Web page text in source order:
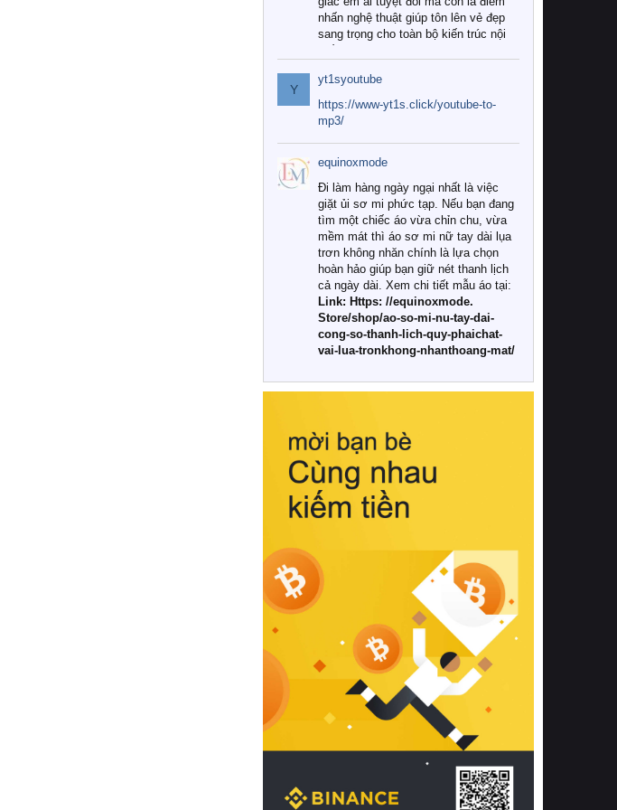
nhấn nghệ thuật giúp tôn lên vẻ đẹp
sang trọng cho toàn bộ kiến trúc nội
Tuy nhiên, giữa thị trường đa dạng
với vô vàn thương hiệu và mẫu mã
như hiện nay, làm thế nào để chọn
được những bộ chăn ga gối đệm cao
cấp thực sự chất lượng, phù hợp với
khí hậu và nhu cầu sử dụng của gia
đình? Hãy cùng chúng tôi đi tìm lời
giải đáp chi tiết qua bài viết dưới đây.
1. Tại sao các gia đình hiện đại lại ưa
chuộng chăn ga gối đệm cao cấp?
Khác với các dòng sản phẩm thông
thường, những bộ chăn ga gối đệm
cao cấp trải qua quy trình sản xuất
nghiêm ngặt từ khâu chọn lọc nguyên
liệu tự nhiên đến công nghệ dệt
nhuộm hiện đại không chứa hóa chất
này, bạn sẽ cảm nhận rõ rệt sự khác
hồi chuẩn xác của phần đệm nâng đỡ
cột sống.
Bên cạnh đó, việc lựa chọn các dòng
sản phẩm đạt chuẩn chất lượng quốc
tế còn giúp ngăn ngừa tình trạng kích
khuẩn và nấm mốc trong điều kiện
thời tiết nóng ẩm. Bạn có thể tìm hiểu
thêm các nghiên cứu khoa học về tác
động của giấc ngủ và môi trường
phòng ngủ đối với sức khỏe con
người tại Sleep Foundation (External
Link) để có cái nhìn toàn diện hơn.
2. Các tiêu chí vàng khi lựa chọn
chăn ga gối đệm cao cấp cho phòng
ngủ
Để sở hữu một bộ chăn ga gối đệm
cao cấp hoàn hảo cả về thẩm mỹ lẫn
công năng, người tiêu dùng cần cân
nhắc kỹ lưỡng các tiêu chí quan trọng
Y
yt1syoutube
https://www-yt1s.click/youtube-to-
mp3/
equinoxmode
Đi làm hàng ngày ngại nhất là việc
giặt ủi sơ mi phức tạp. Nếu bạn đang
tìm một chiếc áo vừa chỉn chu, vừa
mềm mát thì áo sơ mi nữ tay dài lụa
trơn không nhăn chính là lựa chọn
hoàn hảo giúp bạn giữ nét thanh lịch
cả ngày dài. Xem chi tiết mẫu áo tại:
Link: Https: //equinoxmode.
Store/shop/ao-so-mi-nu-tay-dai-
cong-so-thanh-lich-quy-phaichat-
vai-lua-tronkhong-nhanthoang-mat/